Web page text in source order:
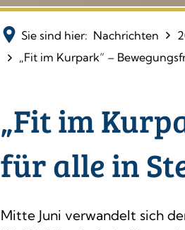
Sie sind hier: Nachrichten
„Fit im Kurpark“ –
„Fit im
für alle in
Mitte Juni verwandelt sich